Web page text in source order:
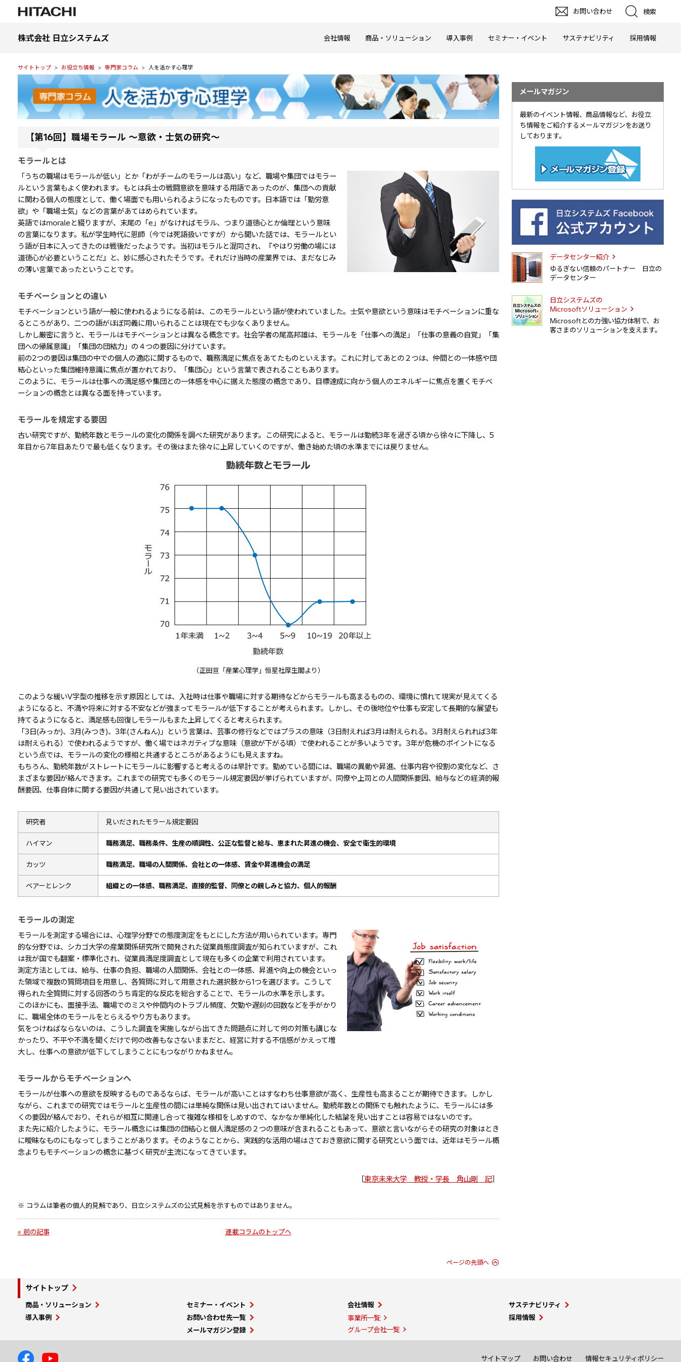
お問い合わせ 検索
株式会社 日立システムズ 会社情報 商品・ソリューション 導入事例 セミナー・イベント サステナビリティ 採用情報
サイトトップ お役立ち情報 専門家コラム 人を活かす心理学
【第16回】職場モラール ～意欲・士気の研究～
モラールとは
「うちの職場はモラールが低い」とか「わがチームのモラールは高い」など、職場や集団ではモラー
ルという言葉もよく使われます。もとは兵士の戦闘意欲を意味する用語であったのが、集団への貢献
に関わる個人の態度として、働く場面でも用いられるようになったものです。日本語では「勤労意
欲」や「職場士気」などの言葉があてはめられています。
英語ではmoraleと綴りますが、末尾の「e」がなければモラル、つまり道徳心とか倫理という意味
の言葉になります。私が学生時代に恩師（今では死語扱いですが）から聞いた話では、モラールとい
う語が日本に入ってきたのは戦後だったようです。当初はモラルと混同され、『やはり労働の場には
道徳心が必要ということだ』と、妙に感心されたそうです。それだけ当時の産業界では、まだなじみ
の薄い言葉であったということです。
モチベーションとの違い
モチベーションという語が一般に使われるようになる前は、このモラールという語が使われていました。士気や意欲という意味はモチベーションに重な
るところがあり、二つの語がほぼ同義に用いられることは現在でも少なくありません。
しかし厳密に言うと、モラールはモチベーションとは異なる概念です。社会学者の尾高邦雄は、モラールを「仕事への満足」「仕事の意義の自覚」「集
団への帰属意識」「集団の団結力」の４つの要因に分けています。
前の2つの要因は集団の中での個人の適応に関するもので、職務満足に焦点をあてたものといえます。これに対してあとの２つは、仲間との一体感や団
結心といった集団維持意識に焦点が置かれており、「集団心」という言葉で表されることもあります。
このように、モラールは仕事への満足感や集団との一体感を中心に据えた態度の概念であり、目標達成に向かう個人のエネルギーに焦点を置くモチベ
ーションの概念とは異なる面を持っています。
モラールを規定する要因
古い研究ですが、勤続年数とモラールの変化の関係を調べた研究があります。この研究によると、モラールは勤続3年を過ぎる頃から徐々に下降し、5
年目から7年目あたりで最も低くなります。その後はまた徐々に上昇していくのですが、働き始めた頃の水準までには戻りません。
（正田亘「産業心理学」恒星社厚生閣より）
このような緩いV字型の推移を示す原因としては、入社時は仕事や職場に対する期待などからモラールも高まるものの、環境に慣れて現実が見えてくる
ようになると、不満や将来に対する不安などが強まってモラールが低下することが考えられます。しかし、その後地位や仕事も安定して長期的な展望も
持てるようになると、満足感も回復しモラールもまた上昇してくると考えられます。
「3日(みっか)、3月(みつき)、3年(さんねん)」という言葉は、芸事の修行などではプラスの意味（3日耐えれば3月は耐えられる。3月耐えられれば3年
は耐えられる）で使われるようですが、働く場ではネガティブな意味（意欲が下がる頃）で使われることが多いようです。3年が危機のポイントになる
という点では、モラールの変化の様相と共通するところがあるようにも見えますね。
もちろん、勤続年数がストレートにモラールに影響すると考えるのは早計です。勤めている間には、職場の異動や昇進、仕事内容や役割の変化など、さ
まざまな要因が絡んできます。これまでの研究でも多くのモラール規定要因が挙げられていますが、同僚や上司との人間関係要因、給与などの経済的報
酬要因、仕事自体に関する要因が共通して見い出されています。
研究者 見いだされたモラール規定要因
ハイマン 職務満足、職務条件、生産の順調性、公正な監督と給与、恵まれた昇進の機会、安全で衛生的環境
カッツ 職務満足、職場の人間関係、会社との一体感、賃金や昇進機会の満足
ベアーとレンク 組織との一体感、職務満足、直接的監督、同僚との親しみと協力、個人的報酬
モラールの測定
モラールを測定する場合には、心理学分野での態度測定をもとにした方法が用いられています。専門
的な分野では、シカゴ大学の産業関係研究所で開発された従業員態度調査が知られていますが、これ
は我が国でも翻案・標準化され、従業員満足度調査として現在も多くの企業で利用されています。
測定方法としては、給与、仕事の負担、職場の人間関係、会社との一体感、昇進や向上の機会といっ
た領域で複数の質問項目を用意し、各質問に対して用意された選択肢から1つを選びます。こうして
得られた全質問に対する回答のうち肯定的な反応を総合することで、モラールの水準を示します。
このほかにも、面接手法、職場でのミスや仲間内のトラブル頻度、欠勤や遅刻の回数などを手がかり
に、職場全体のモラールをとらえるやり方もあります。
気をつけねばならないのは、こうした調査を実施しながら出てきた問題点に対して何の対策も講じな
かったり、不平や不満を聞くだけで何の改善もなさないままだと、経営に対する不信感がかえって増
大し、仕事への意欲が低下してしまうことにもつながりかねません。
モラールからモチベーションへ
モラールが仕事への意欲を反映するものであるならば、モラールが高いことはすなわち仕事意欲が高く、生産性も高まることが期待できます。しかし
ながら、これまでの研究ではモラールと生産性の間には単純な関係は見い出されてはいません。勤続年数との関係でも触れたように、モラールには多
くの要因が絡んでおり、それらが相互に関連し合って複雑な様相をしめすので、なかなか単純化した結論を見い出すことは容易ではないのです。
また先に紹介したように、モラール概念には集団の団結心と個人満足感の２つの意味が含まれることもあって、意欲と言いながらその研究の対象はとき
に曖昧なものにもなってしまうことがあります。そのようなことから、実践的な活用の場はさておき意欲に関する研究という面では、近年はモラール概
念よりもモチベーションの概念に基づく研究が主流になってきています。
東京未来大学 教授・学長 角山剛 記］
※ コラムは筆者の個人的見解であり、日立システムズの公式見解を示すものではありません。
« 前の記事 連載コラムのトップへ
ページの先頭へ
メールマガジン
最新のイベント情報、商品情報など、お役立
ち情報をご紹介するメールマガジンをお送り
しております。
データセンター紹介
ゆるぎない信頼のパートナー 日立の
データセンター
日立システムズの
Microsoftソリューション
Microsoftとの力強い協力体制で、お
客さまのソリューションを支えます。
サイトトップ
商品・ソリューション
導入事例
セミナー・イベント
お問い合わせ先一覧
メールマガジン登録
会社情報
事業所一覧
グループ会社一覧
サステナビリティ
採用情報
サイトマップ お問い合わせ 情報セキュリティポリシー